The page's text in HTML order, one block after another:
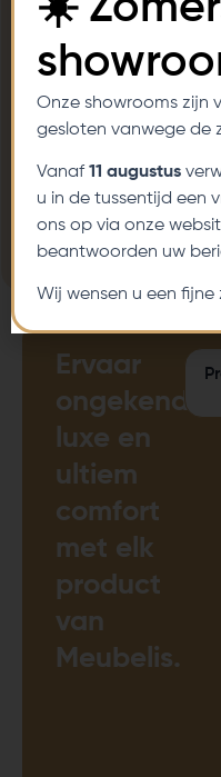
Flexibele
Thuisproefzitservice
Diverse
Klantgerichte
Laagste
Servicedekking
Ervaar
ongekende
luxe en
ultiem
comfort
met elk
product
van
Meubelis.
Onze showrooms zijn
gesloten vanwege de
Vanaf11 augustus
u in de tussentijd een
ons op via onze
beantwoorden uw
Wij wensen u een fijne